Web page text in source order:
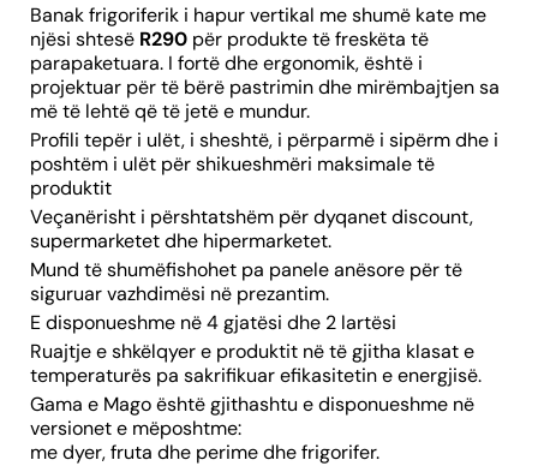
Banak frigoriferik i hapur vertikal me shumë kate me
njësi shtesë R290 për produkte të freskëta të
parapaketuara. I fortë dhe ergonomik, është i
projektuar për të bërë pastrimin dhe mirëmbajtjen sa
më të lehtë që të jetë e mundur.
Profili tepër i ulët, i sheshtë, i përparmë i sipërm dhe i
poshtëm i ulët për shikueshmëri maksimale të
produktit
Veçanërisht i përshtatshëm për dyqanet discount,
supermarketet dhe hipermarketet.
Mund të shumëfishohet pa panele anësore për të
siguruar vazhdimësi në prezantim.
E disponueshme në 4 gjatësi dhe 2 lartësi
Ruajtje e shkëlqyer e produktit në të gjitha klasat e
temperaturës pa sakrifikuar efikasitetin e energjisë.
Gama e Mago është gjithashtu e disponueshme në
versionet e mëposhtme:
me dyer, fruta dhe perime dhe frigorifer.